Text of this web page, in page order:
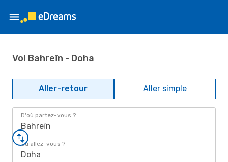
Vol Bahreïn - Doha
Aller-retour Aller simple
D'où partez-vous ?
Bahreïn
Où allez-vous ?
Doha